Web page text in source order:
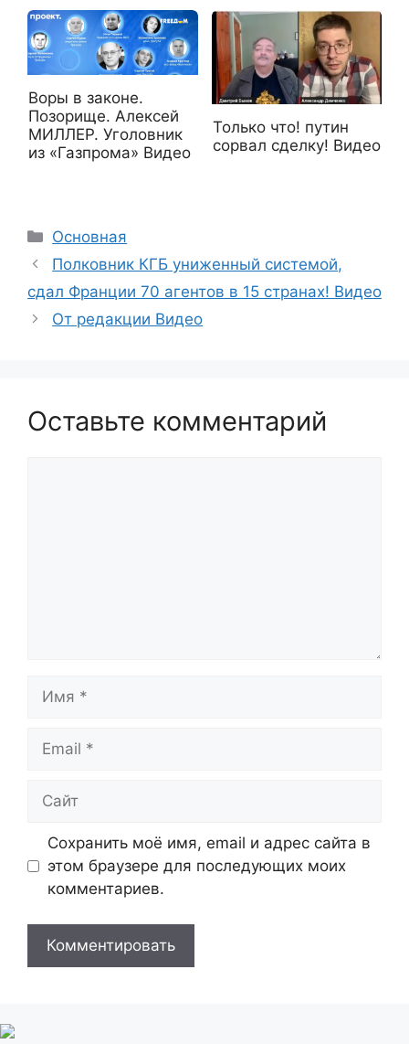
Воры в законе.
Позорище. Алексей
МИЛЛЕР. Уголовник
из «Газпрома» Видео
Только что! путин
сорвал сделку! Видео
Рубрики
Основная
Полковник КГБ униженный системой,
сдал Франции 70 агентов в 15 странах! Видео
От редакции Видео
Оставьте комментарий
Имя
Email
Сайт
Сохранить моё имя, email и адрес сайта в
этом браузере для последующих моих
комментариев.